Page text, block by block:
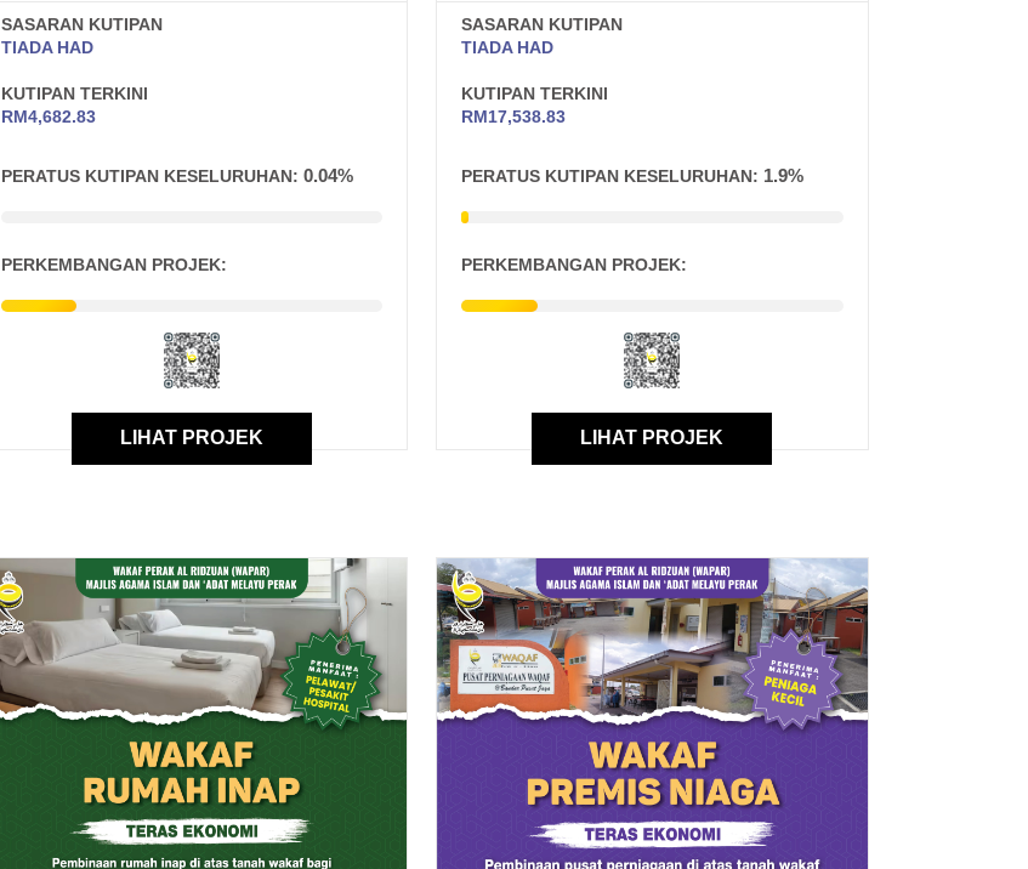
SASARAN KUTIPAN
TIADA HAD
KUTIPAN TERKINI
RM4,682.83
PERATUS KUTIPAN KESELURUHAN: 0.04%
PERKEMBANGAN PROJEK:
LIHAT PROJEK
SASARAN KUTIPAN
TIADA HAD
KUTIPAN TERKINI
RM17,538.83
PERATUS KUTIPAN KESELURUHAN: 1.9%
PERKEMBANGAN PROJEK:
LIHAT PROJEK